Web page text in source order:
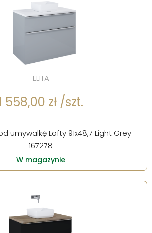
ELITA
558,00 zł /szt.
umywalkę Lofty 91x48,7 Light Grey
167278
W magazynie